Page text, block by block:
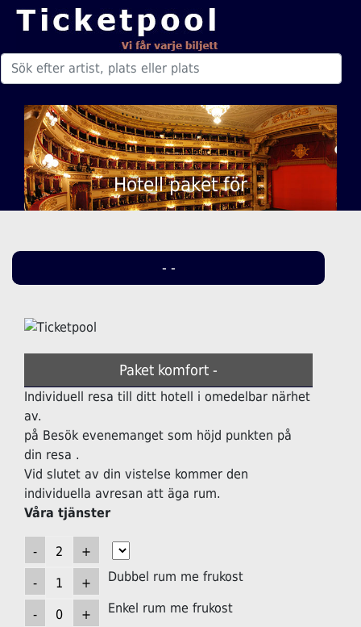
Hotell paket för
- -
Paket komfort -
Individuell resa till ditt hotell i omedelbar närhet
av.
på Besök evenemanget som höjd punkten på
din resa .
Vid slutet av din vistelse kommer den
individuella avresan att äga rum.
Våra tjänster
Dubbel rum me frukost
Enkel rum me frukost